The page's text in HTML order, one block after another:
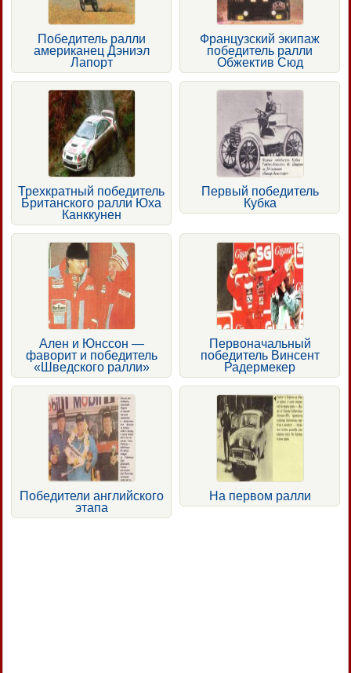
Победитель ралли
американец Дэниэл
Лапорт
Французский экипаж
победитель ралли
Обжектив Сюд
Трехкратный победитель
Британского ралли Юха
Канккунен
Первый победитель
Кубка
Ален и Юнссон —
фаворит и победитель
«Шведского ралли»
Первоначальный
победитель Винсент
Радермекер
Победители английского
этапа
На первом ралли